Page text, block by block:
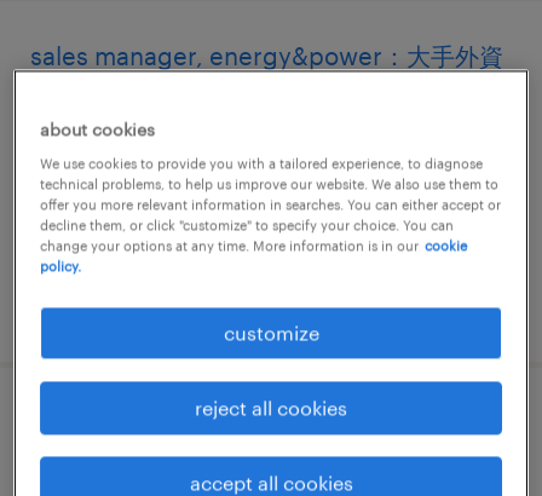
sales manager, energy&power：大手外資
permanent
¥10,000,000 - ¥15,000,000 per year, 年収1,000
～ 1,500万円
posted 24 january 2025
常駐エンジニア(resident)／大手外資系メー
カー
about cookies
We use cookies to provide you with a tailored experience, to diagnose
technical problems, to help us improve our website. We also use them to
offer you more relevant information in searches. You can either accept or
decline them, or click "customize" to specify your choice. You can
change your options at any time. More information is in our cookie
policy.
customize
reject all cookies
accept all cookies